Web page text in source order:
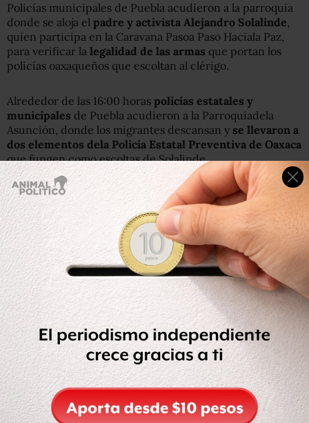
Policías municipales de Puebla acudieron a la parroquia
donde se aloja el padre y activista Alejandro Solalinde,
quien participa en la Caravana Pasoa Paso Haciala Paz,
para verificar la legalidad de las armas que portan los
policías oaxaqueños que escoltan al clérigo.
Alrededor de las 16:00 horas policías estatales y
municipales de Puebla acudieron a la Parroquiadela
Asunción, donde los migrantes descansan y se llevaron a
dos elementos dela Policía Estatal Preventiva de Oaxaca
que fungen como escoltas de Solalinde.
Personal de la Secretaríade Seguridad Pública y Tránsito
Municipal explicó que elaseguramiento de los escoltas
se realizó por un aviso a la policía de la presencia de
sujetos armados enla Colonia Aquiles Serdán.
El padre Solalinde decidió acompañar a sus escoltasa las
oficinas dela Policía Municipal, donde se verificó que se
trataba de
custodia especial y que tienen el
permiso
para portar las armas.